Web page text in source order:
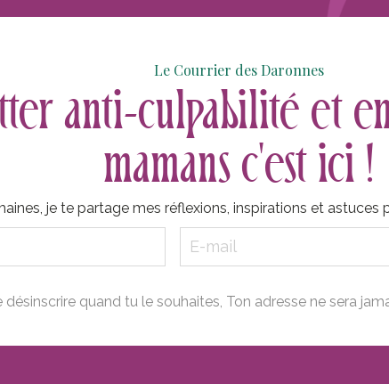
Le Courrier des Daronnes
anti-culpabilité et
mamans c'est ici !
je te partage mes réflexions, inspirations et astuces
désinscrire quand tu le souhaites, Ton adresse ne sera